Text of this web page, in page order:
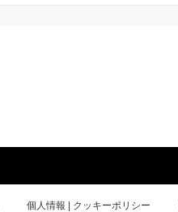
個人情報 | クッキーポリシー